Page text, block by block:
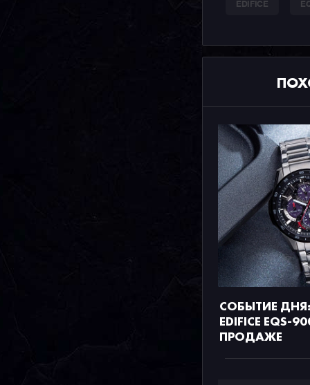
EDIFICE
СОБЫТИЕ ДНЯ:
EDIFICE EQS-
ПРОДАЖЕ